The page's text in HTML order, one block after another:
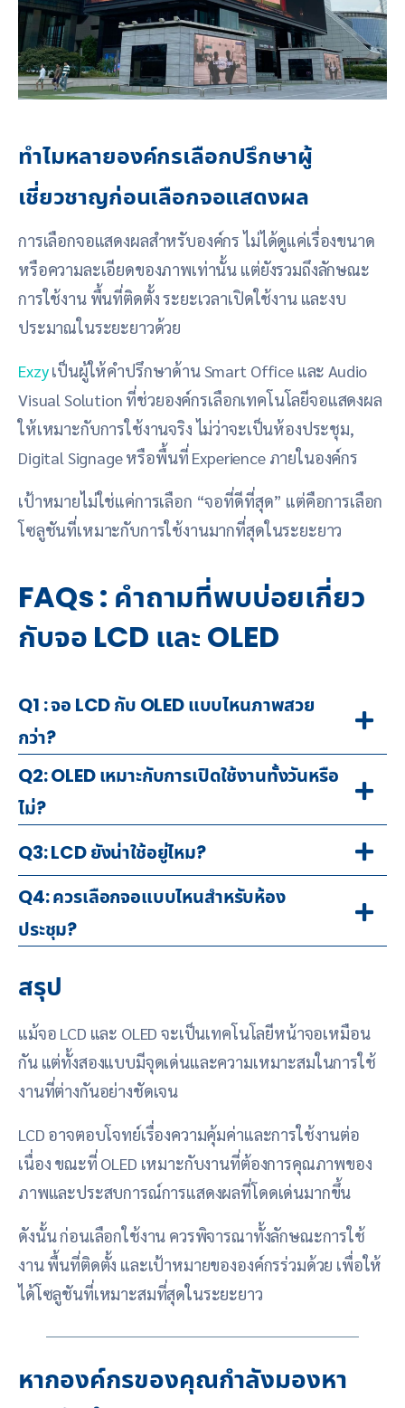
ทำไมหลายองค์กรเลือกปรึกษาผู้
เชี่ยวชาญก่อนเลือกจอแสดงผล
การเลือกจอแสดงผลสำหรับองค์กร ไม่ได้ดูแค่เรื่องขนาด
หรือความละเอียดของภาพเท่านั้น แต่ยังรวมถึงลักษณะ
การใช้งาน พื้นที่ติดตั้ง ระยะเวลาเปิดใช้งาน และงบ
ประมาณในระยะยาวด้วย
Exzyเป็นผู้ให้คำปรึกษาด้าน Smart Office และ Audio
Visual Solution ที่ช่วยองค์กรเลือกเทคโนโลยีจอแสดงผล
ให้เหมาะกับการใช้งานจริง ไม่ว่าจะเป็นห้องประชุม,
Digital Signage หรือพื้นที่ Experience ภายในองค์กร
เป้าหมายไม่ใช่แค่การเลือก “จอที่ดีที่สุด” แต่คือการเลือก
โซลูชันที่เหมาะกับการใช้งานมากที่สุดในระยะยาว
FAQs : คำถามที่พบบ่อยเกี่ยว
กับจอ LCD และ OLED
Q1 : จอ LCD กับ OLED แบบไหนภาพสวย
กว่า?
Q2: OLED เหมาะกับการเปิดใช้งานทั้งวันหรือ
ไม่?
Q3: LCD ยังน่าใช้อยู่ไหม?
Q4: ควรเลือกจอแบบไหนสำหรับห้อง
ประชุม?
สรุป
แม้จอ LCD และ OLED จะเป็นเทคโนโลยีหน้าจอเหมือน
กัน แต่ทั้งสองแบบมีจุดเด่นและความเหมาะสมในการใช้
งานที่ต่างกันอย่างชัดเจน
LCD อาจตอบโจทย์เรื่องความคุ้มค่าและการใช้งานต่อ
เนื่อง ขณะที่ OLED เหมาะกับงานที่ต้องการคุณภาพของ
ภาพและประสบการณ์การแสดงผลที่โดดเด่นมากขึ้น
ดังนั้น ก่อนเลือกใช้งาน ควรพิจารณาทั้งลักษณะการใช้
งาน พื้นที่ติดตั้ง และเป้าหมายขององค์กรร่วมด้วย เพื่อให้
ได้โซลูชันที่เหมาะสมที่สุดในระยะยาว
หากองค์กรของคุณกำลังมองหา